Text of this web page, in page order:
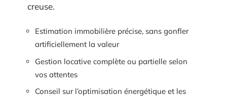
creuse.
Estimation immobilière précise, sans gonfler
artificiellement la valeur
Gestion locative complète ou partielle selon
vos attentes
Conseil sur l’optimisation énergétique et les